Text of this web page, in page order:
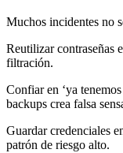
Muchos incidentes no
Reutilizar contraseñas
filtración.
Confiar en ‘ya
backups crea falsa
Guardar credenciales
patrón de riesgo alto.